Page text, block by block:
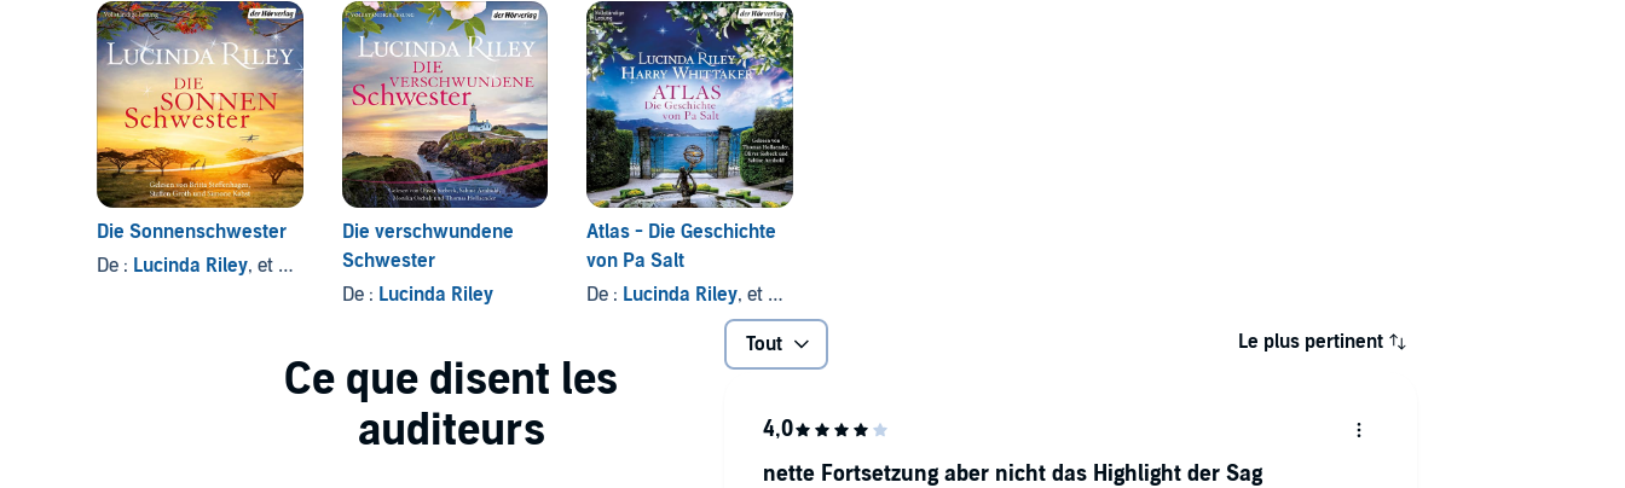
Die Sonnenschwester
De : Lucinda Riley, et autres
Die verschwundene
Schwester
De : Lucinda Riley
Atlas - Die Geschichte
von Pa Salt
De : Lucinda Riley, et autres
Tout Le plus pertinent
nette Fortsetzung aber nicht das Highlight der Sag